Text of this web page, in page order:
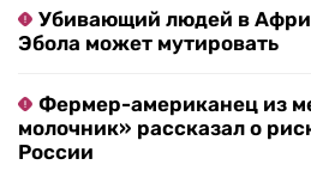
Убивающий людей в
Эбола может мутировать
Фермер-американец из
молочник» рассказал о
России